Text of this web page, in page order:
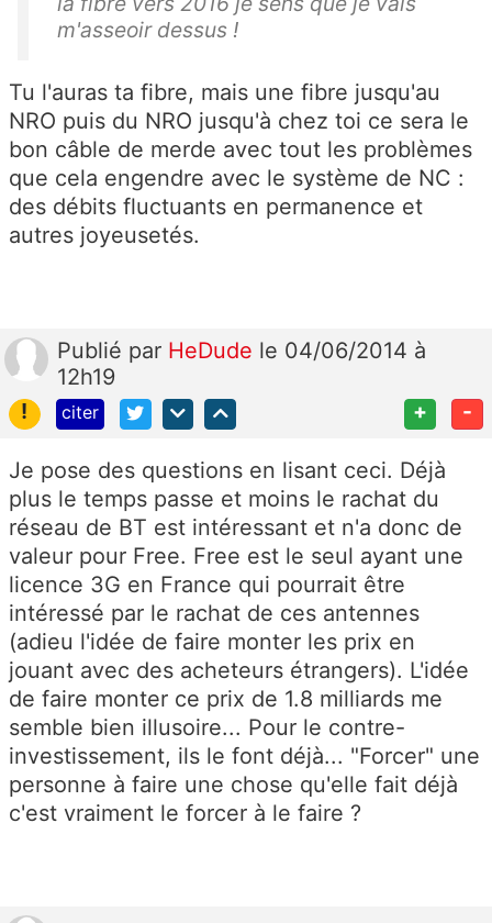
m'asseoir dessus !
Tu l'auras ta fibre, mais une fibre jusqu'au
NRO puis du NRO jusqu'à chez toi ce sera le
bon câble de merde avec tout les problèmes
que cela engendre avec le système de NC :
des débits fluctuants en permanence et
autres joyeusetés.
Publié par HeDude le 04/06/2014 à
12h19
!
citer + -
Je pose des questions en lisant ceci. Déjà
plus le temps passe et moins le rachat du
réseau de BT est intéressant et n'a donc de
valeur pour Free. Free est le seul ayant une
licence 3G en France qui pourrait être
intéressé par le rachat de ces antennes
(adieu l'idée de faire monter les prix en
jouant avec des acheteurs étrangers). L'idée
de faire monter ce prix de 1.8 milliards me
semble bien illusoire... Pour le contre-
investissement, ils le font déjà... "Forcer" une
personne à faire une chose qu'elle fait déjà
c'est vraiment le forcer à le faire ?